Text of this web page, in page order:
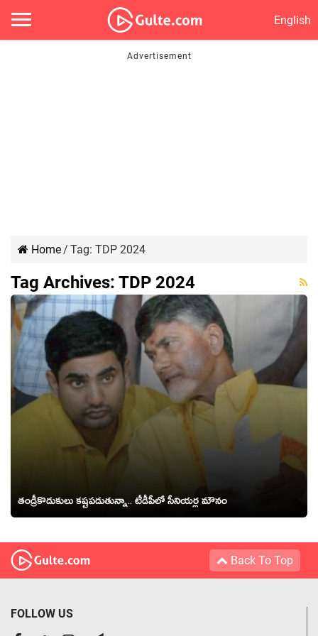
English
Home/ Tag: TDP 2024
Tag Archives: TDP 2024
తండ్రీకొడుకులు క‌ష్ట‌ప‌డుతున్నా.. టీడీపీలో సీనియ‌ర్ల మౌనం
Back To Top
FOLLOW US